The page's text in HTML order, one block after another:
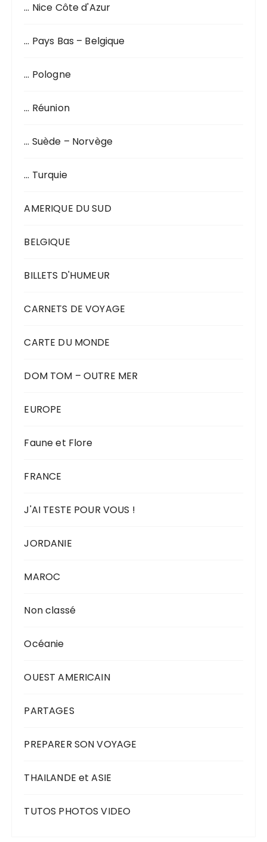
… Nice Côte d'Azur
… Pays Bas – Belgique
… Pologne
… Réunion
… Suède – Norvège
… Turquie
AMERIQUE DU SUD
BELGIQUE
BILLETS D'HUMEUR
CARNETS DE VOYAGE
CARTE DU MONDE
DOM TOM – OUTRE MER
EUROPE
Faune et Flore
FRANCE
J'AI TESTE POUR VOUS !
JORDANIE
MAROC
Non classé
Océanie
OUEST AMERICAIN
PARTAGES
PREPARER SON VOYAGE
THAILANDE et ASIE
TUTOS PHOTOS VIDEO